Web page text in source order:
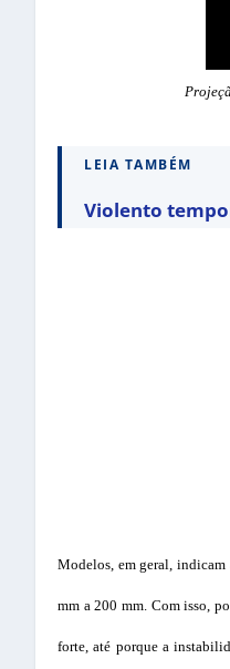
LEIA TAMBÉM
Violento
Modelos, em geral,
mm a 200 mm. Com isso,
forte, até porque a